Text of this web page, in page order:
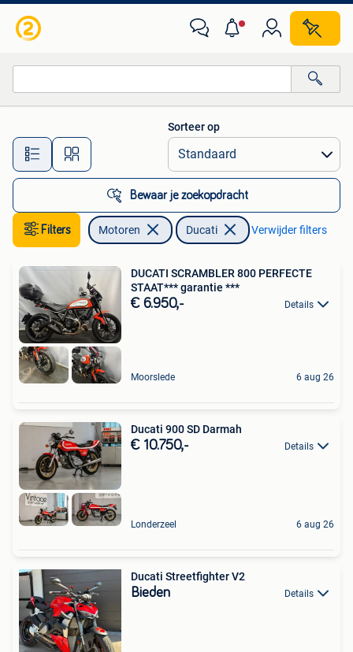
Alle afstanden…
Sorteer op
Bewaar je zoekopdracht
Filters Motoren Ducati Verwijder filters
DUCATI SCRAMBLER 800 PERFECTE
STAAT*** garantie ***
€ 6.950,- Details
Moorslede 6 aug 26
Ducati 900 SD Darmah
€ 10.750,- Details
Londerzeel 6 aug 26
Ducati Streetfighter V2
Bieden Details